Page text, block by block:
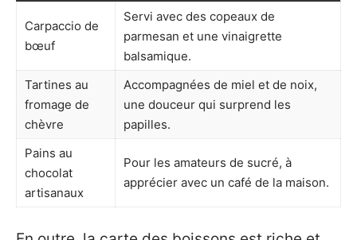
Carpaccio de
bœuf
Servi avec des copeaux de
parmesan et une vinaigrette
balsamique.
Tartines au
fromage de
chèvre
Accompagnées de miel et de noix,
une douceur qui surprend les
papilles.
Pains au
chocolat
artisanaux
Pour les amateurs de sucré, à
apprécier avec un café de la maison.